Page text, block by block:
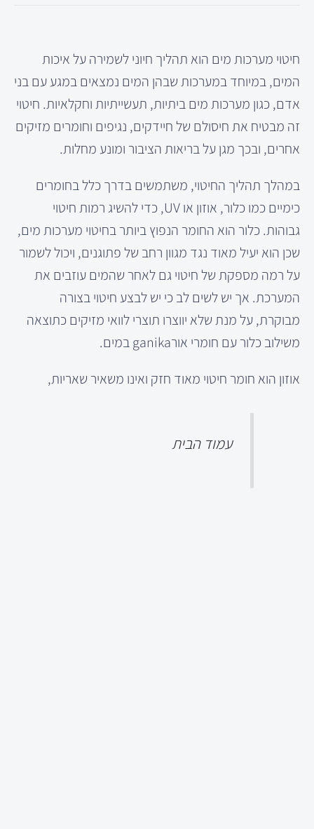
חיטוי מערכות מים הוא תהליך חיוני לשמירה על איכות
המים, במיוחד במערכות שבהן המים נמצאים במגע עם בני
אדם, כגון מערכות מים ביתיות, תעשייתיות וחקלאיות. חיטוי
זה מבטיח את חיסולם של חיידקים, נגיפים וחומרים מזיקים
אחרים, ובכך מגן על בריאות הציבור ומונע מחלות.
במהלך תהליך החיטוי, משתמשים בדרך כלל בחומרים
כימיים כמו כלור, אוזון או UV, כדי להשיג רמות חיטוי
גבוהות. כלור הוא החומר הנפוץ ביותר בחיטוי מערכות מים,
שכן הוא יעיל מאוד נגד מגוון רחב של פתוגנים, ויכול לשמור
על רמה מספקת של חיטוי גם לאחר שהמים עוזבים את
המערכת. אך יש לשים לב כי יש לבצע חיטוי בצורה
מבוקרת, על מנת שלא יווצרו תוצרי לוואי מזיקים כתוצאה
משילוב כלור עם חומרי אורganika במים.
אוזון הוא חומר חיטוי מאוד חזק ואינו משאיר שאריות,
עמוד הבית